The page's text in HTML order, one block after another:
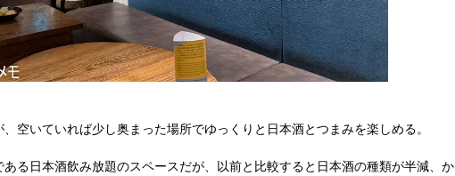
空いていれば少し奥まった場所でゆっくりと日本酒とつまみを楽しめる。
る日本酒飲み放題のスペースだが、以前と比較すると日本酒の種類が半減、か